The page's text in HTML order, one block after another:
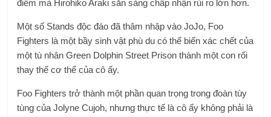
điểm mà Hirohiko Araki sẵn sàng chấp nhận rủi ro lớn hơn.
Một số Stands độc đáo đã thâm nhập vào JoJo, Foo
Fighters là một bầy sinh vật phù du có thể biến xác chết của
một tù nhân Green Dolphin Street Prison thành một con rối
thay thế cơ thể của cô ấy.
Foo Fighters trở thành một phần quan trọng trong đoàn tùy
tùng của Jolyne Cujoh, nhưng thực tế là cô ấy không phải là